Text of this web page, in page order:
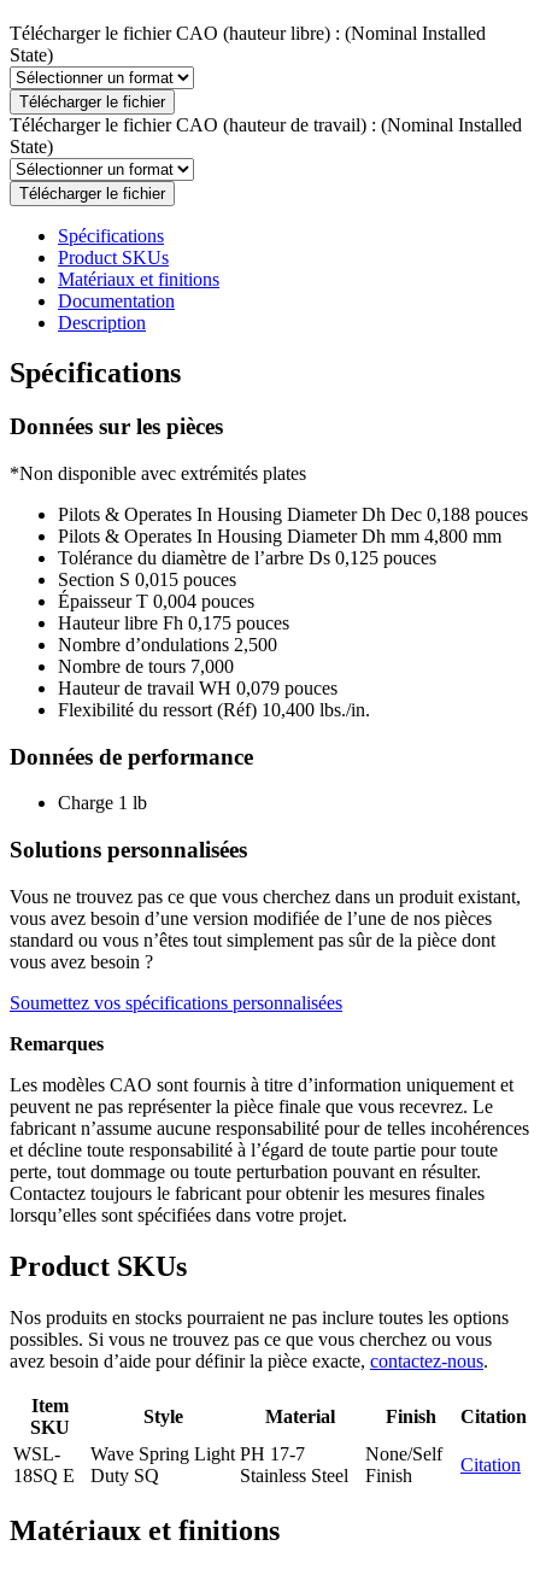
Télécharger le fichier CAO (hauteur libre) : (Nominal Installed
State)
Télécharger le fichier
Télécharger le fichier CAO (hauteur de travail) : (Nominal Installed
State)
Télécharger le fichier
Spécifications
Product SKUs
Matériaux et finitions
Documentation
Description
Spécifications
Données sur les pièces
*Non disponible avec extrémités plates
Pilots & Operates In Housing Diameter Dh Dec 0,188 pouces
Pilots & Operates In Housing Diameter Dh mm 4,800 mm
Tolérance du diamètre de l’arbre Ds 0,125 pouces
Section S 0,015 pouces
Épaisseur T 0,004 pouces
Hauteur libre Fh 0,175 pouces
Nombre d’ondulations 2,500
Nombre de tours 7,000
Hauteur de travail WH 0,079 pouces
Flexibilité du ressort (Réf) 10,400 lbs./in.
Données de performance
Charge 1 lb
Solutions personnalisées
Vous ne trouvez pas ce que vous cherchez dans un produit existant,
vous avez besoin d’une version modifiée de l’une de nos pièces
standard ou vous n’êtes tout simplement pas sûr de la pièce dont
vous avez besoin ?
Soumettez vos spécifications personnalisées
Remarques
Les modèles CAO sont fournis à titre d’information uniquement et
peuvent ne pas représenter la pièce finale que vous recevrez. Le
fabricant n’assume aucune responsabilité pour de telles incohérences
et décline toute responsabilité à l’égard de toute partie pour toute
perte, tout dommage ou toute perturbation pouvant en résulter.
Contactez toujours le fabricant pour obtenir les mesures finales
lorsqu’elles sont spécifiées dans votre projet.
Product SKUs
Nos produits en stocks pourraient ne pas inclure toutes les options
possibles. Si vous ne trouvez pas ce que vous cherchez ou vous
avez besoin d’aide pour définir la pièce exacte, contactez-nous.
Item
SKU
Style Material Finish
Citation
WSL-
18SQ E
Wave Spring Light
Duty SQ
PH 17-7
Stainless Steel
None/Self
Finish
Citation
Matériaux et finitions